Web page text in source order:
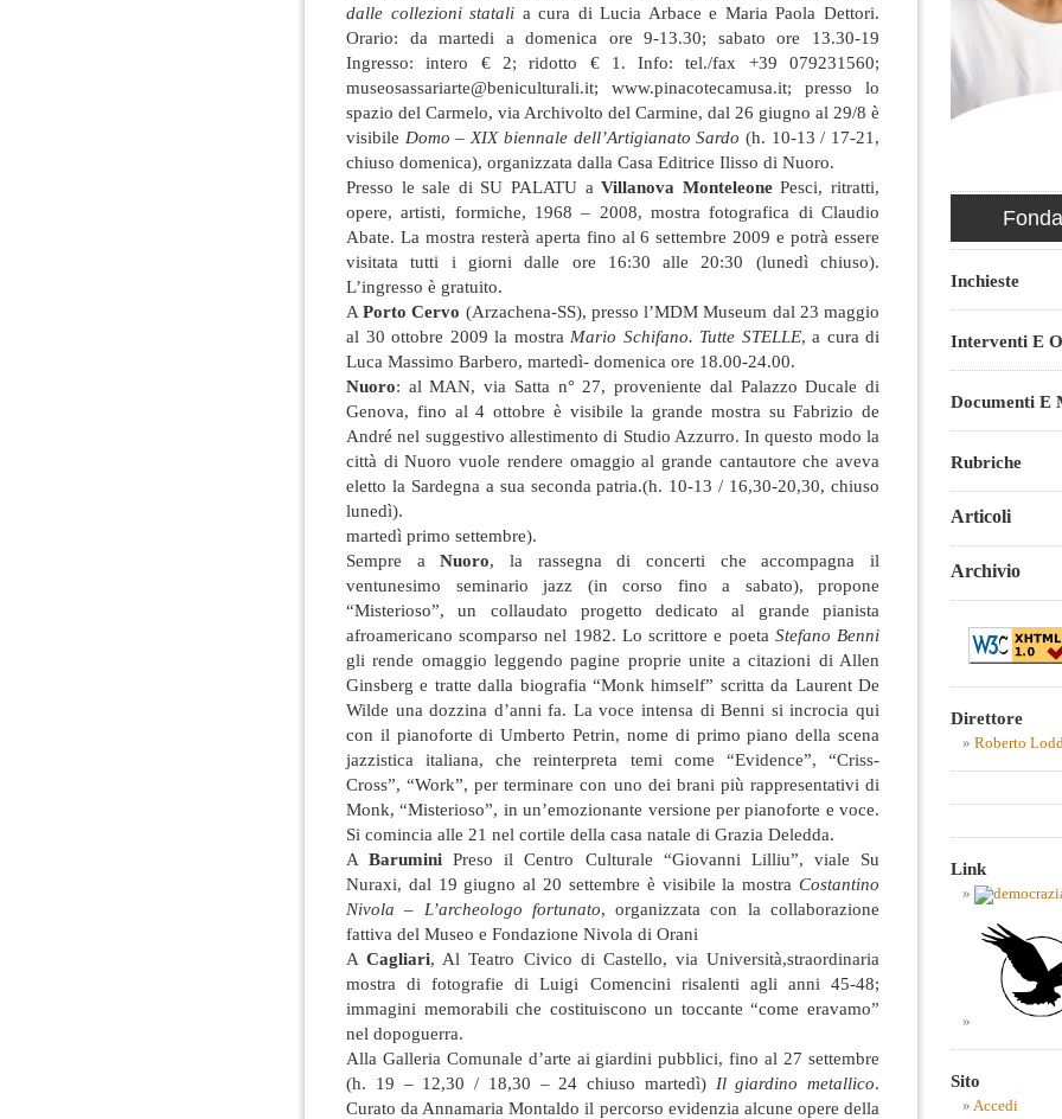
dalle collezioni statali a cura di Lucia Arbace e Maria Paola Dettori.
Orario: da martedi a domenica ore 9-13.30; sabato ore 13.30-19
Ingresso: intero € 2; ridotto € 1. Info: tel./fax +39 079231560;
museosassariarte@beniculturali.it; www.pinacotecamusa.it; presso lo
spazio del Carmelo, via Archivolto del Carmine, dal 26 giugno al 29/8 è
visibile Domo – XIX biennale dell’Artigianato Sardo (h. 10-13 / 17-21,
chiuso domenica), organizzata dalla Casa Editrice Ilisso di Nuoro.
Presso le sale di SU PALATU aVillanova MonteleonePesci, ritratti,
opere, artisti, formiche, 1968 – 2008, mostra fotografica di Claudio
Abate. La mostra resterà aperta fino al 6 settembre 2009 e potrà essere
visitata tutti i giorni dalle ore 16:30 alle 20:30 (lunedì chiuso).
L’ingresso è gratuito.
APorto Cervo (Arzachena-SS), presso l’MDM Museum dal 23 maggio
al 30 ottobre 2009 la mostra Mario Schifano. Tutte STELLE, a cura di
Luca Massimo Barbero, martedì- domenica ore 18.00-24.00.
Nuoro: al MAN, via Satta n° 27, proveniente dal Palazzo Ducale di
Genova, fino al 4 ottobre è visibile la grande mostra su Fabrizio de
André nel suggestivo allestimento di Studio Azzurro. In questo modo la
città di Nuoro vuole rendere omaggio al grande cantautore che aveva
eletto la Sardegna a sua seconda patria.(h. 10-13 / 16,30-20,30, chiuso
lunedì).
martedì primo settembre).
Sempre aNuoro, la rassegna di concerti che accompagna il
ventunesimo seminario jazz (in corso fino a sabato), propone
“Misterioso”, un collaudato progetto dedicato al grande pianista
afroamericano scomparso nel 1982. Lo scrittore e poeta Stefano Benni
gli rende omaggio leggendo pagine proprie unite a citazioni di Allen
Ginsberg e tratte dalla biografia “Monk himself” scritta da Laurent De
Wilde una dozzina d’anni fa. La voce intensa di Benni si incrocia qui
con il pianoforte di Umberto Petrin, nome di primo piano della scena
jazzistica italiana, che reinterpreta temi come “Evidence”, “Criss-
Cross”, “Work”, per terminare con uno dei brani più rappresentativi di
Monk, “Misterioso”, in un’emozionante versione per pianoforte e voce.
Si comincia alle 21 nel cortile della casa natale di Grazia Deledda.
ABaruminiPreso il Centro Culturale “Giovanni Lilliu”, viale Su
Nuraxi, dal 19 giugno al 20 settembre è visibile la mostra Costantino
Nivola – L’archeologo fortunato, organizzata con la collaborazione
fattiva del Museo e Fondazione Nivola di Orani
ACagliari, Al Teatro Civico di Castello, via Università,straordinaria
mostra di fotografie di Luigi Comencini risalenti agli anni 45-48;
immagini memorabili che costituiscono un toccante “come eravamo”
nel dopoguerra.
Alla Galleria Comunale d’arte ai giardini pubblici, fino al 27 settembre
(h. 19 – 12,30 / 18,30 – 24 chiuso martedì) Il giardino metallico.
Curato da Annamaria Montaldo il percorso evidenzia alcune opere della
Inchieste
Interventi E
Documenti E
Rubriche
Articoli
Archivio
Direttore
Roberto
Link
Sito
Accedi